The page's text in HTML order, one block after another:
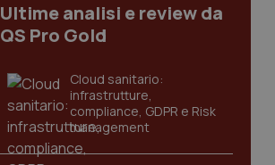
Ultime analisi e review da
QS Pro Gold
Cloud sanitario:
infrastrutture,
compliance, GDPR e Risk
management